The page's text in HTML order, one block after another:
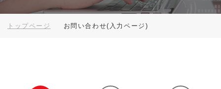
トップページ お問い合わせ(入力ページ)